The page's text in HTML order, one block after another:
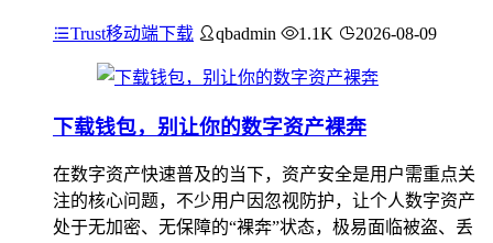
Trust移动端下载 qbadmin 1.1K 2026-08-09
下载钱包，别让你的数字资产裸奔
在数字资产快速普及的当下，资产安全是用户需重点关
注的核心问题，不少用户因忽视防护，让个人数字资产
处于无加密、无保障的“裸奔”状态，极易面临被盗、丢